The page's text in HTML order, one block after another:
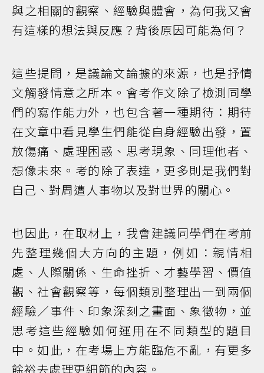
與之相關的觀察、經驗與體會，為何我又會
有這樣的想法與反應？背後原因可能為何？
這些提問，是議論文論據的來源，也是抒情
文觸發情意之所本。會考作文除了檢測同學
們的寫作能力外，也包含著一種期待：期待
在文章中看見學生們能從自身經驗出發，置
放傷痛、處理困惑、思考現象、同理他者、
想像未來。考的除了表達，更多則是我們對
自己、對周遭人事物以及對世界的關心。
也因此，在取材上，我會建議同學們在考前
先整理幾個大方向的主題，例如：親情相
處、人際關係、生命挫折、才藝學習、價值
觀、社會觀察等，每個類別整理出一到兩個
經驗／事件、印象深刻之畫面、象徵物，並
思考這些經驗如何運用在不同類型的題目
中。如此，在考場上方能臨危不亂，有更多
餘裕去處理更細節的內容。